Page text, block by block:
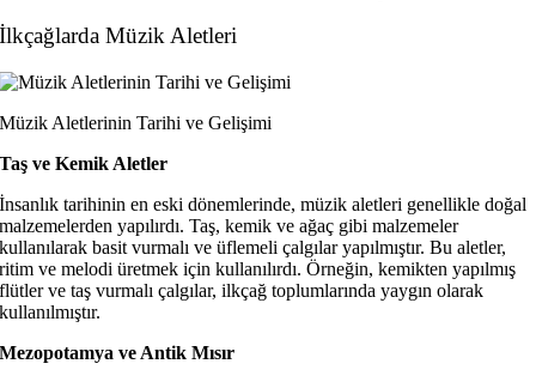
İlkçağlarda Müzik Aletleri
Müzik Aletlerinin Tarihi ve Gelişimi
Taş ve Kemik Aletler
İnsanlık tarihinin en eski dönemlerinde, müzik aletleri genellikle doğal
malzemelerden yapılırdı. Taş, kemik ve ağaç gibi malzemeler
kullanılarak basit vurmalı ve üflemeli çalgılar yapılmıştır. Bu aletler,
ritim ve melodi üretmek için kullanılırdı. Örneğin, kemikten yapılmış
flütler ve taş vurmalı çalgılar, ilkçağ toplumlarında yaygın olarak
kullanılmıştır.
Mezopotamya ve Antik Mısır